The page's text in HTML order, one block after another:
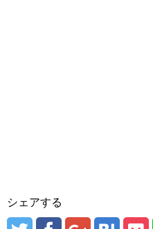
シェアする